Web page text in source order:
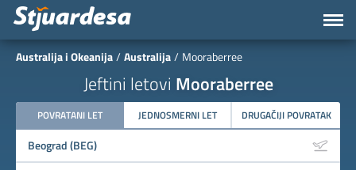
Australija i Okeanija Australija Mooraberree
Jeftini letovi Mooraberree
POVRATANI LET JEDNOSMERNI LET DRUGAČIJI POVRATAK